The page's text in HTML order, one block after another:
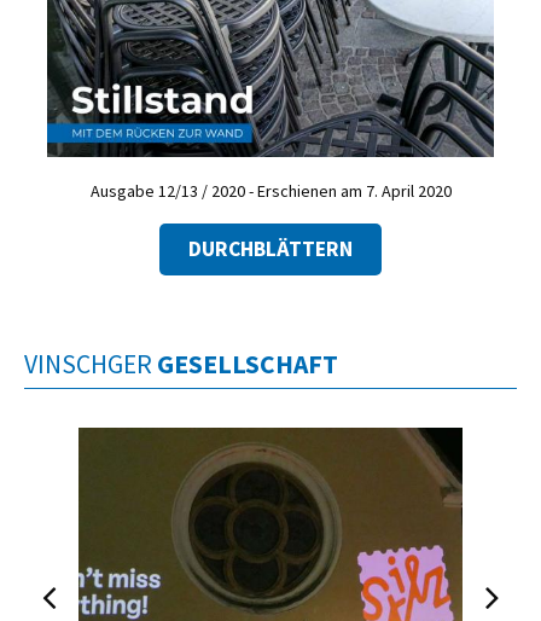
Ausgabe 12/13 / 2020 - Erschienen am 7. April 2020
DURCHBLÄTTERN
VINSCHGER GESELLSCHAFT